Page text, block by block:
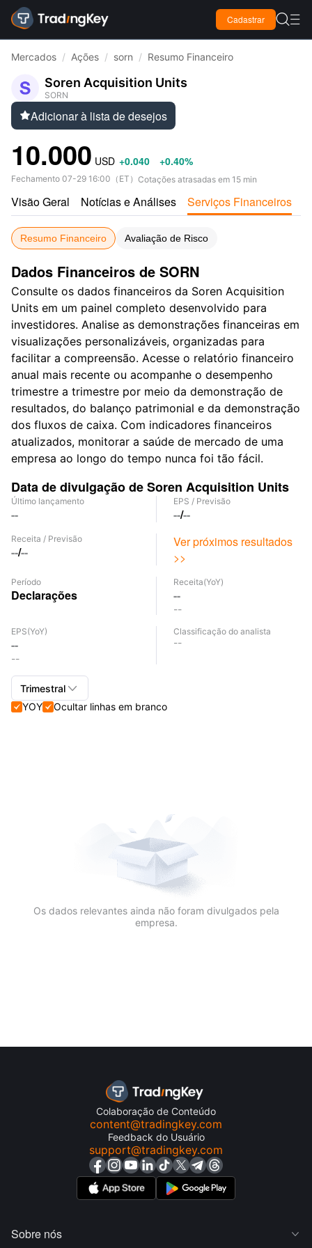
Cadastrar  
Mercados / Ações / sorn / Resumo Financeiro
Soren Acquisition Units
SORN
Adicionar à lista de desejos
10.000 USD +0.040 +0.40%
Fechamento 07-29 16:00 （ ET ） Cotações atrasadas em 15 min
Visão Geral Notícias e Análises Serviços Financeiros
Resumo Financeiro Avaliação de Risco
Dados Financeiros de SORN
Consulte os dados financeiros da Soren Acquisition
Units em um painel completo desenvolvido para
investidores. Analise as demonstrações financeiras em
visualizações personalizáveis, organizadas para
facilitar a compreensão. Acesse o relatório financeiro
anual mais recente ou acompanhe o desempenho
trimestre a trimestre por meio da demonstração de
resultados, do balanço patrimonial e da demonstração
dos fluxos de caixa. Com indicadores financeiros
atualizados, monitorar a saúde de mercado de uma
empresa ao longo do tempo nunca foi tão fácil.
Data de divulgação de Soren Acquisition Units
Último lançamento
--
EPS / Previsão
--/--
Receita / Previsão
--/--
Ver próximos resultados
>>
Período
Declarações
Receita(YoY)
--
--
EPS(YoY)
--
--
Classificação do analista
--
Trimestral 
YOYOcultar linhas em branco
Os dados relevantes ainda não foram divulgados pela
empresa.
Colaboração de Conteúdo
content@tradingkey.com
Feedback do Usuário
support@tradingkey.com
Sobre nós 